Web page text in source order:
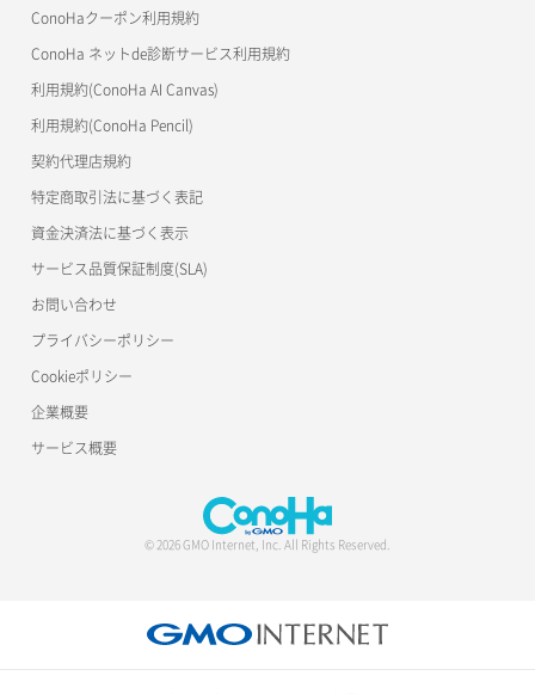
ネットワーク削除（ローカルネットワーク用）
ネットワーク詳細取得
ポート一覧取得
ポート作成（ローカルネットワーク用）
ポート作成（追加IP用）
ポート削除
ポート詳細取得
リスナー作成
リスナー削除
リスナー更新
リスナー詳細取得
ロードバランサー一覧取得
ロードバランサー削除
ロードバランサー更新
ロードバランサー詳細取得
ロードバランサー追加
ラージオブジェクトアップロード(DLO)
一時的Web公開
Terraform
s3cmd
公開API(ConoHa VPS Ver.2.0)
ConoHaクーポン利用規約
ConoHa ネットde診断サービス利用規約
利用規約(ConoHa AI Canvas)
利用規約(ConoHa Pencil)
契約代理店規約
特定商取引法に基づく表記
資金決済法に基づく表示
サービス品質保証制度(SLA)
お問い合わせ
プライバシーポリシー
Cookieポリシー
企業概要
サービス概要
© 2026 GMO Internet, Inc. All Rights Reserved.